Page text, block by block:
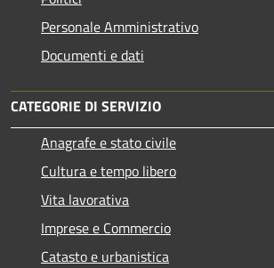
Personale Amministrativo
Documenti e dati
CATEGORIE DI SERVIZIO
Anagrafe e stato civile
Cultura e tempo libero
Vita lavorativa
Imprese e Commercio
Catasto e urbanistica